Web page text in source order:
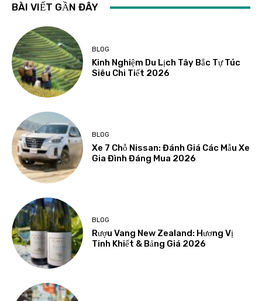
BÀI VIẾT GẦN ĐÂY
BLOG
Kinh Nghiệm Du Lịch Tây Bắc Tự Túc
Siêu Chi Tiết 2026
BLOG
Xe 7 Chỗ Nissan: Đánh Giá Các Mẫu Xe
Gia Đình Đáng Mua 2026
BLOG
Rượu Vang New Zealand: Hương Vị
Tinh Khiết & Bảng Giá 2026